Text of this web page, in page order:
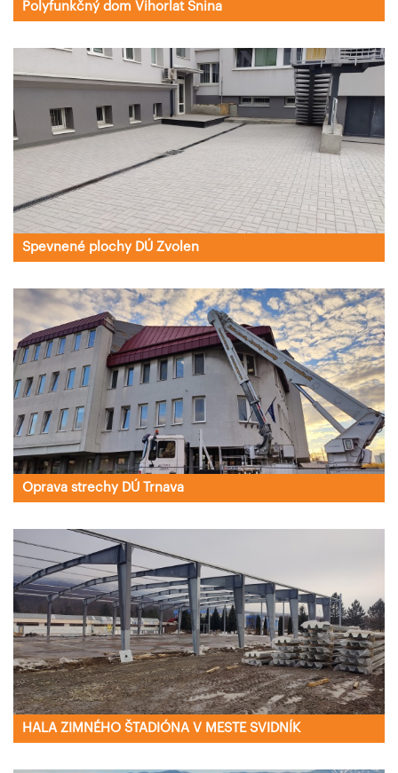
Polyfunkčný dom Vihorlat Snina
Spevnené plochy DÚ Zvolen
Oprava strechy DÚ Trnava
HALA ZIMNÉHO ŠTADIÓNA V MESTE SVIDNÍK